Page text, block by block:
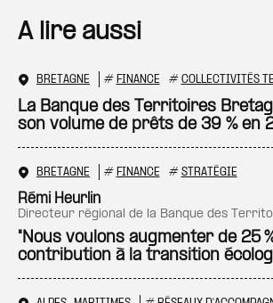
A lire aussi
BRETAGNE # FINANCE # COLLECTIVITÉS
La Banque des Territoires
son volume de prêts de 39 % en
BRETAGNE # FINANCE # STRATÉGIE
Rémi Heurlin
directeur régional de la Banque des
"Nous voulons augmenter de 25
contribution à la transition